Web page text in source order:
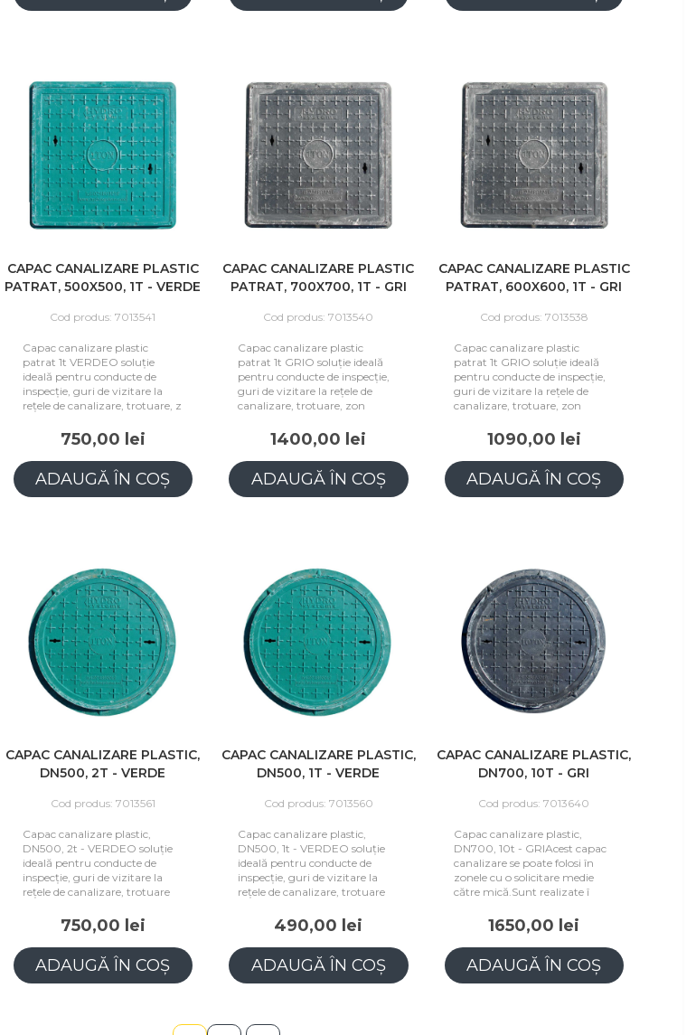
CAPAC CANALIZARE PLASTIC
PATRAT, 500X500, 1T - VERDE
Cod produs: 7013541
Capac canalizare plastic
patrat 1t VERDEO soluție
ideală pentru conducte de
inspecție, guri de vizitare la
rețele de canalizare, trotuare, z
750,00 lei
ADAUGĂ ÎN COȘ
CAPAC CANALIZARE PLASTIC
PATRAT, 700X700, 1T - GRI
Cod produs: 7013540
Capac canalizare plastic
patrat 1t GRIO soluție ideală
pentru conducte de inspecție,
guri de vizitare la rețele de
canalizare, trotuare, zon
1400,00 lei
ADAUGĂ ÎN COȘ
CAPAC CANALIZARE PLASTIC
PATRAT, 600X600, 1T - GRI
Cod produs: 7013538
Capac canalizare plastic
patrat 1t GRIO soluție ideală
pentru conducte de inspecție,
guri de vizitare la rețele de
canalizare, trotuare, zon
1090,00 lei
ADAUGĂ ÎN COȘ
CAPAC CANALIZARE PLASTIC,
DN500, 2T - VERDE
Cod produs: 7013561
Capac canalizare plastic,
DN500, 2t - VERDEO soluție
ideală pentru conducte de
inspecție, guri de vizitare la
rețele de canalizare, trotuare
750,00 lei
ADAUGĂ ÎN COȘ
CAPAC CANALIZARE PLASTIC,
DN500, 1T - VERDE
Cod produs: 7013560
Capac canalizare plastic,
DN500, 1t - VERDEO soluție
ideală pentru conducte de
inspecție, guri de vizitare la
rețele de canalizare, trotuare
490,00 lei
ADAUGĂ ÎN COȘ
CAPAC CANALIZARE PLASTIC,
DN700, 10T - GRI
Cod produs: 7013640
Capac canalizare plastic,
DN700, 10t - GRIAcest capac
canalizare se poate folosi în
zonele cu o solicitare medie
către mică.Sunt realizate î
1650,00 lei
ADAUGĂ ÎN COȘ